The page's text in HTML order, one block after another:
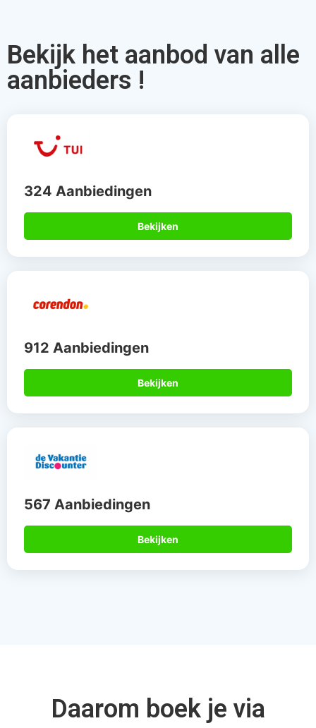
Bekijk het aanbod van alle
aanbieders !
324 Aanbiedingen
Bekijken
912 Aanbiedingen
Bekijken
567 Aanbiedingen
Bekijken
Daarom boek je via